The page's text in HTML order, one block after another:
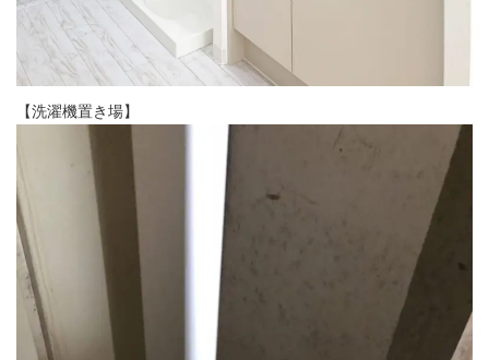
【洗濯機置き場】